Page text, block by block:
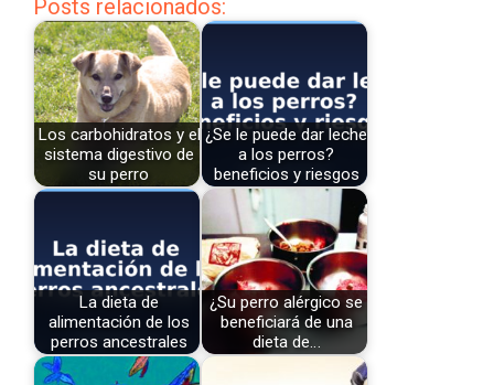
Posts relacionados:
Los carbohidratos y el
sistema digestivo de
su perro
¿Se le puede dar leche
a los perros?
beneficios y riesgos
La dieta de
alimentación de los
perros ancestrales
¿Su perro alérgico se
beneficiará de una
dieta de…